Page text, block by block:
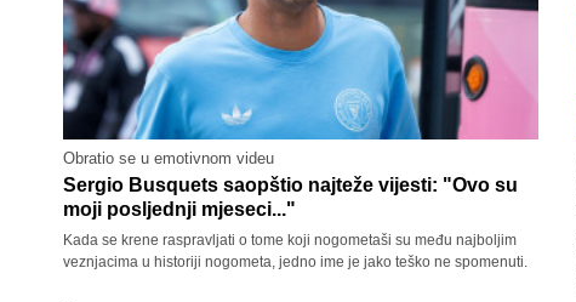
Obratio se u emotivnom videu
Sergio Busquets saopštio najteže vijesti: "Ovo su
moji posljednji mjeseci..."
Kada se krene raspravljati o tome koji nogometaši su među najboljim
veznjacima u historiji nogometa, jedno ime je jako teško ne spomenuti.